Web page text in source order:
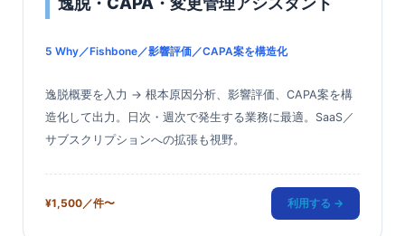
5 Why／Fishbone／影響評価／CAPA案を構造化
逸脱概要を入力 → 根本原因分析、影響評価、CAPA案を構
造化して出力。日次・週次で発生する業務に最適。SaaS／
サブスクリプションへの拡張も視野。
¥1,500／件〜 利用する →